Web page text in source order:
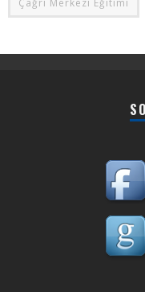
Çağrı Merkezi Eğitimi